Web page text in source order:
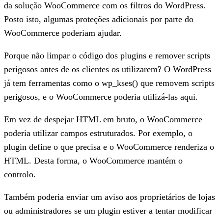
da solução WooCommerce com os filtros do WordPress.
Posto isto, algumas proteções adicionais por parte do
WooCommerce poderiam ajudar.
Porque não limpar o código dos plugins e remover scripts
perigosos antes de os clientes os utilizarem? O WordPress
já tem ferramentas como o wp_kses() que removem scripts
perigosos, e o WooCommerce poderia utilizá-las aqui.
Em vez de despejar HTML em bruto, o WooCommerce
poderia utilizar campos estruturados. Por exemplo, o
plugin define o que precisa e o WooCommerce renderiza o
HTML. Desta forma, o WooCommerce mantém o
controlo.
Também poderia enviar um aviso aos proprietários de lojas
ou administradores se um plugin estiver a tentar modificar